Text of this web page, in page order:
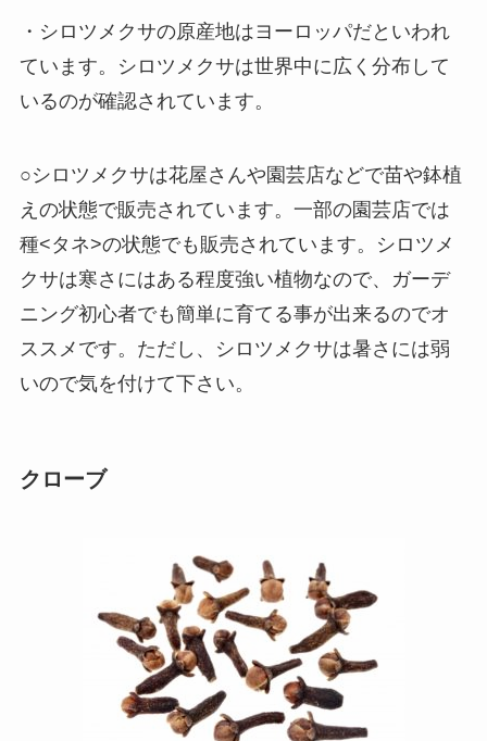
・シロツメクサの原産地はヨーロッパだといわれ
ています。シロツメクサは世界中に広く分布して
いるのが確認されています。
○シロツメクサは花屋さんや園芸店などで苗や鉢植
えの状態で販売されています。一部の園芸店では
種<タネ>の状態でも販売されています。シロツメ
クサは寒さにはある程度強い植物なので、ガーデ
ニング初心者でも簡単に育てる事が出来るのでオ
ススメです。ただし、シロツメクサは暑さには弱
いので気を付けて下さい。
クローブ